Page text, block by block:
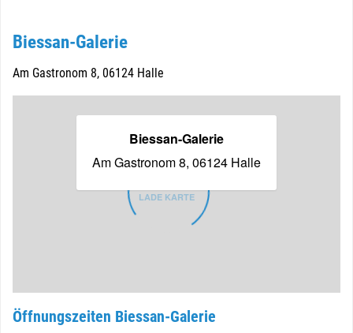
Biessan-Galerie
Am Gastronom 8, 06124 Halle
Biessan-Galerie
Am Gastronom 8, 06124 Halle
Öffnungszeiten Biessan-Galerie